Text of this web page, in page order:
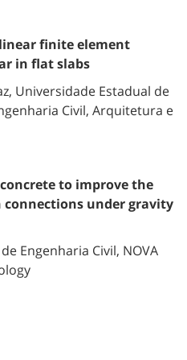
finite element
in flat slabs
Universidade Estadual de
Civil, Arquitetura e
to improve the
connections under gravity
Engenharia Civil, NOVA